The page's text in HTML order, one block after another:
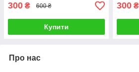
300 ₴ 600 ₴
Купити
300 ₴
Про нас